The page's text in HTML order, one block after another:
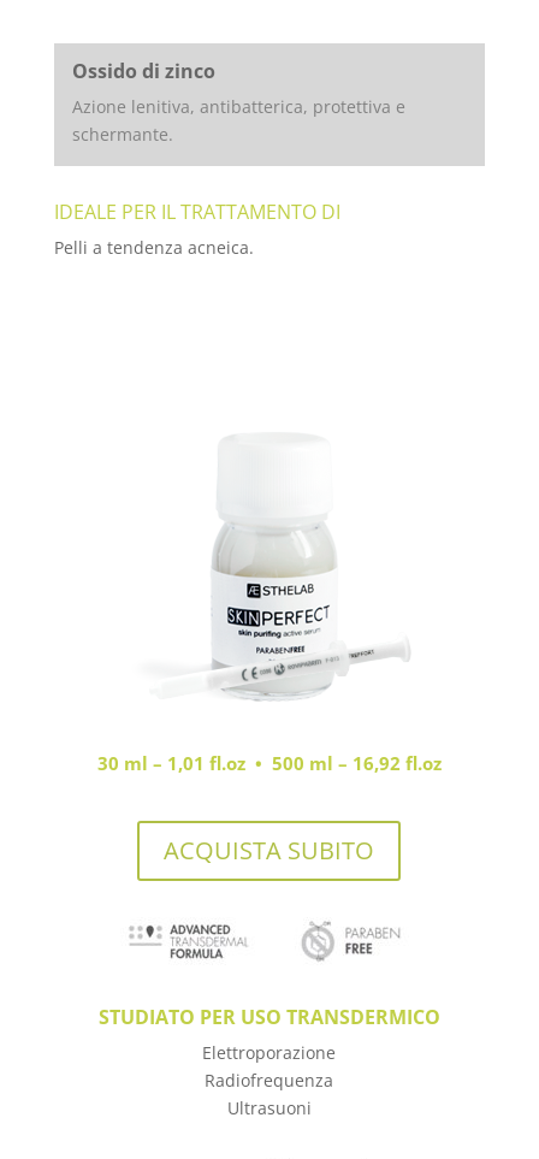
Ossido di zinco
Azione lenitiva, antibatterica, protettiva e
schermante.
IDEALE PER IL TRATTAMENTO DI
Pelli a tendenza acneica.
30 ml – 1,01 fl.oz • 500 ml – 16,92 fl.oz
ACQUISTA SUBITO
STUDIATO PER USO TRANSDERMICO
Elettroporazione
Radiofrequenza
Ultrasuoni